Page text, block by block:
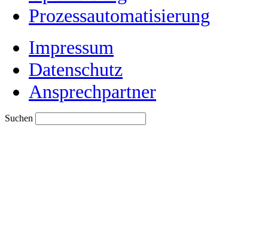
Prozessautomatisierung
Impressum
Datenschutz
Ansprechpartner
Suchen